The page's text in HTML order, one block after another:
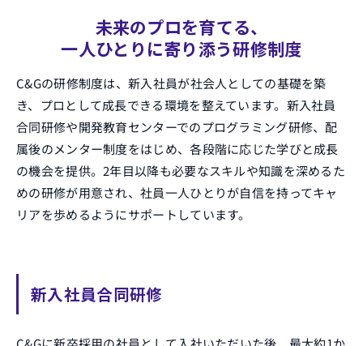
未来のプロを育てる、
一人ひとりに寄り添う研修制度
C&Gの研修制度は、新入社員が社会人としての基礎を築
き、プロとして成長できる環境を整えています。新入社員
合同研修や開発教育センターでのプログラミング研修、配
属後のメンター制度をはじめ、各段階に応じた学びと成長
の機会を提供。2年目以降も必要なスキルや知識を深めるた
めの研修が用意され、社員一人ひとりが自信を持ってキャ
リアを歩めるようにサポートしています。
新入社員合同研修